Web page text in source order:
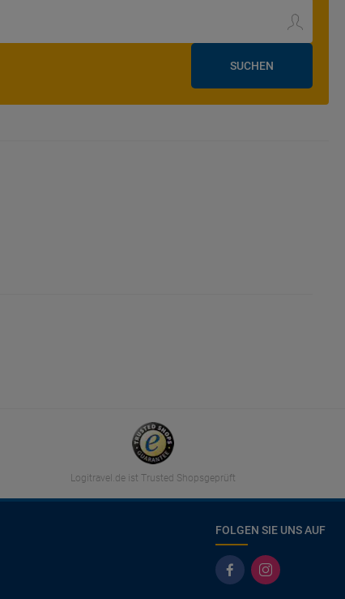
SUCHEN
Logitravel.de ist Trusted Shopsgeprüft
FOLGEN SIE UNS AUF